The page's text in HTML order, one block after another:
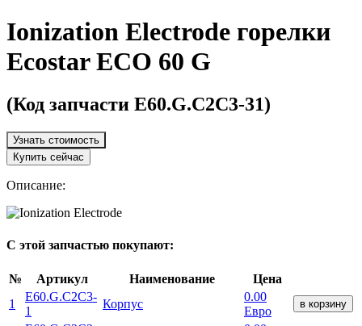
Ionization Electrode горелки
Ecostar ECO 60 G
(Код запчасти E60.G.C2C3-31)
Узнать стоимость
Купить сейчас
Описание:
С этой запчастью покупают:
№ Артикул Наименование
Цена
1
E60.G.C2C3-
1
Корпус
0.00
Евро
в корзину